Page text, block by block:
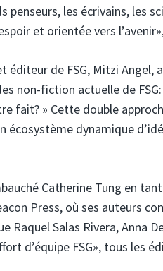
penseurs, les écrivains,
et orientée vers
éditeur de FSG, Mitzi Angel,
non-fiction actuelle de
fait? » Cette double
écosystème dynamique
Catherine Tung en
Press, où ses auteurs
Raquel Salas Rivera, Anna
d’équipe FSG», tous les